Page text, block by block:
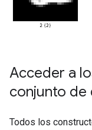
Acceder a
conjunto de
Todos los